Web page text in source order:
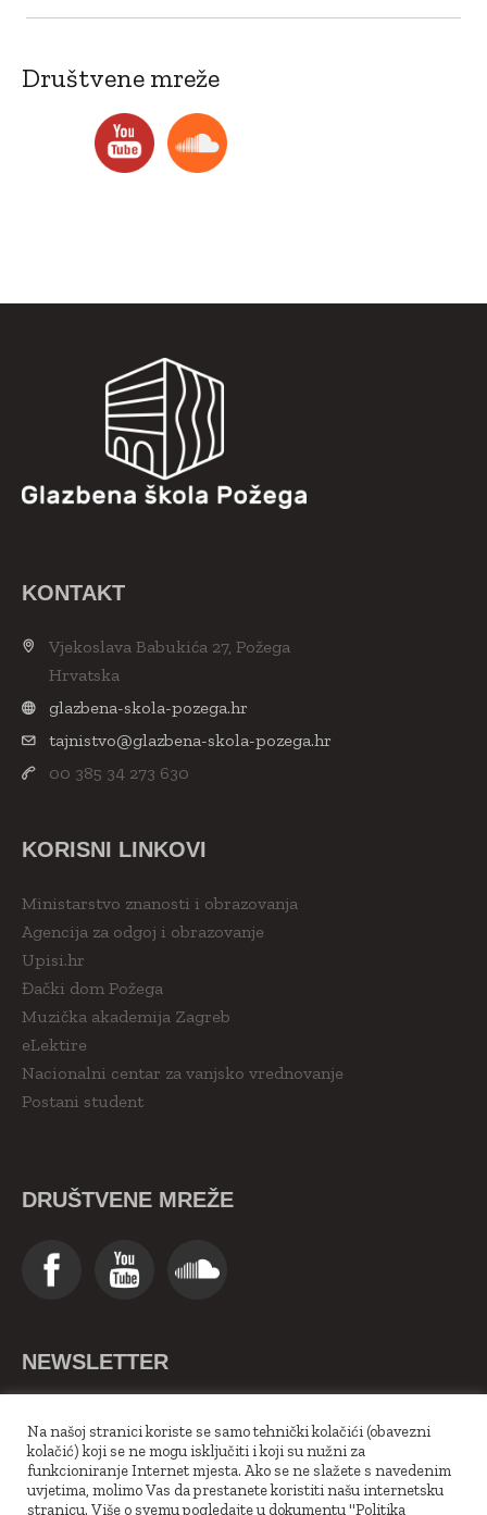
Društvene mreže
KONTAKT
Vjekoslava Babukića 27, Požega
Hrvatska
glazbena-skola-pozega.hr
tajnistvo@glazbena-skola-pozega.hr
00 385 34 273 630
KORISNI LINKOVI
Ministarstvo znanosti i obrazovanja
Agencija za odgoj i obrazovanje
Upisi.hr
Đački dom Požega
Muzička akademija Zagreb
eLektire
Nacionalni centar za vanjsko vrednovanje
Postani student
DRUŠTVENE MREŽE
NEWSLETTER
Na našoj stranici koriste se samo tehnički kolačići (obavezni
kolačić) koji se ne mogu isključiti i koji su nužni za
funkcioniranje Internet mjesta. Ako se ne slažete s navedenim
uvjetima, molimo Vas da prestanete koristiti našu internetsku
stranicu. Više o svemu pogledajte u dokumentu "Politika